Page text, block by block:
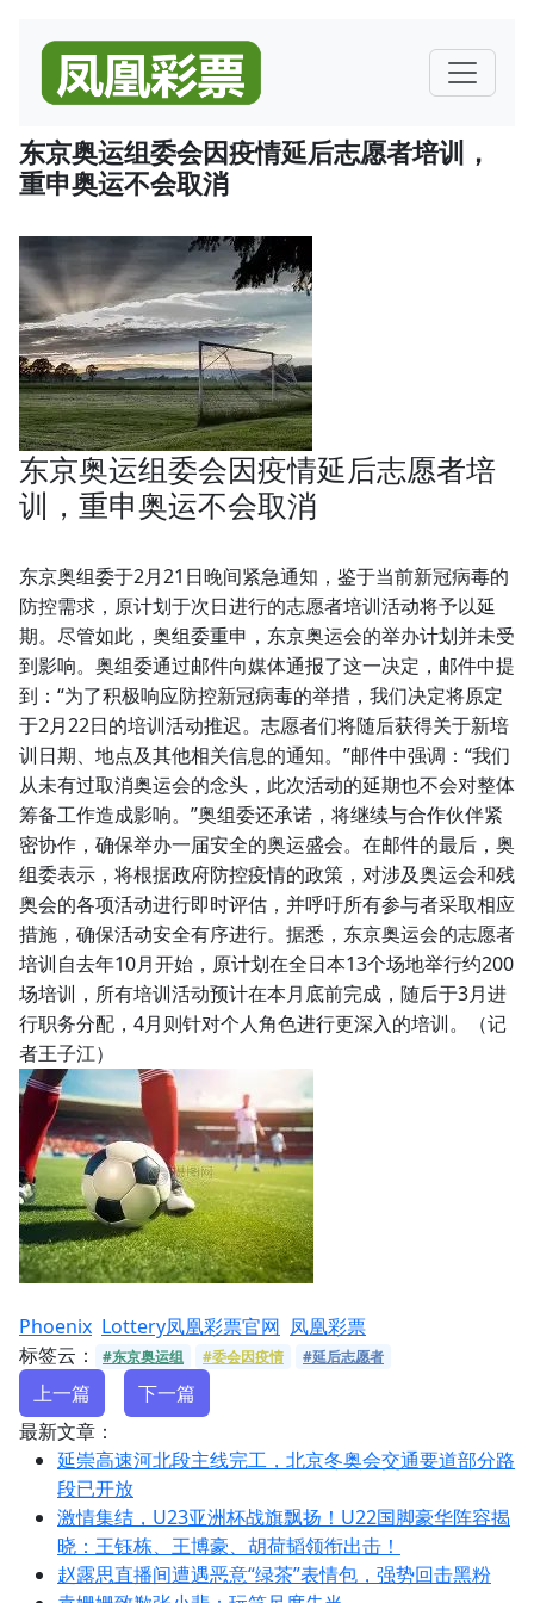
东京奥运组委会因疫情延后志愿者培训，
重申奥运不会取消
东京奥运组委会因疫情延后志愿者培
训，重申奥运不会取消
东京奥组委于2月21日晚间紧急通知，鉴于当前新冠病毒的
防控需求，原计划于次日进行的志愿者培训活动将予以延
期。尽管如此，奥组委重申，东京奥运会的举办计划并未受
到影响。奥组委通过邮件向媒体通报了这一决定，邮件中提
到：“为了积极响应防控新冠病毒的举措，我们决定将原定
于2月22日的培训活动推迟。志愿者们将随后获得关于新培
训日期、地点及其他相关信息的通知。”邮件中强调：“我们
从未有过取消奥运会的念头，此次活动的延期也不会对整体
筹备工作造成影响。”奥组委还承诺，将继续与合作伙伴紧
密协作，确保举办一届安全的奥运盛会。在邮件的最后，奥
组委表示，将根据政府防控疫情的政策，对涉及奥运会和残
奥会的各项活动进行即时评估，并呼吁所有参与者采取相应
措施，确保活动安全有序进行。据悉，东京奥运会的志愿者
培训自去年10月开始，原计划在全日本13个场地举行约200
场培训，所有培训活动预计在本月底前完成，随后于3月进
行职务分配，4月则针对个人角色进行更深入的培训。（记
者王子江）
Phoenix Lottery凤凰彩票官网 凤凰彩票
标签云：
#东京奥运组 #委会因疫情 #延后志愿者
上一篇
下一篇
最新文章：
延崇高速河北段主线完工，北京冬奥会交通要道部分路
段已开放
激情集结，U23亚洲杯战旗飘扬！U22国脚豪华阵容揭
晓：王钰栋、王博豪、胡荷韬领衔出击！
赵露思直播间遭遇恶意“绿茶”表情包，强势回击黑粉